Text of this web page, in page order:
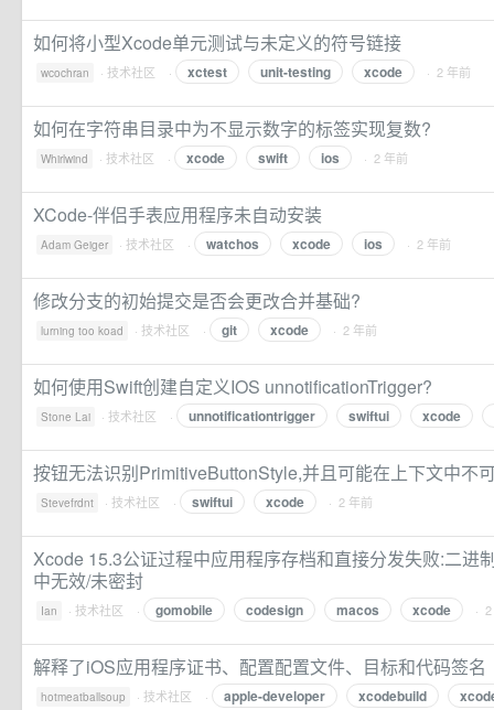
如何将小型Xcode单元测试与未定义的符号链接
wcochran · 技术社区 · xctest unit-testing xcode · 2 年前
如何在字符串目录中为不显示数字的标签实现复数?
Whirlwind · 技术社区 · xcode swift ios · 2 年前
XCode-伴侣手表应用程序未自动安装
Adam Geiger · 技术社区 · watchos xcode ios · 2 年前
修改分支的初始提交是否会更改合并基础?
lurning too koad · 技术社区 · git xcode · 2 年前
如何使用Swift创建自定义IOS unnotificationTrigger?
Stone Lai · 技术社区 · unnotificationtrigger swiftui xcode
按钮无法识别PrimitiveButtonStyle,并且可能在上下文中不
Stevefrdnt · 技术社区 · swiftui xcode · 2 年前
Xcode 15.3公证过程中应用程序存档和直接分发失败:二进
中无效/未密封
Ian · 技术社区 · gomobile codesign macos xcode ·
解释了iOS应用程序证书、配置配置文件、目标和代码签名
hotmeatballsoup · 技术社区 · apple-developer xcodebuild